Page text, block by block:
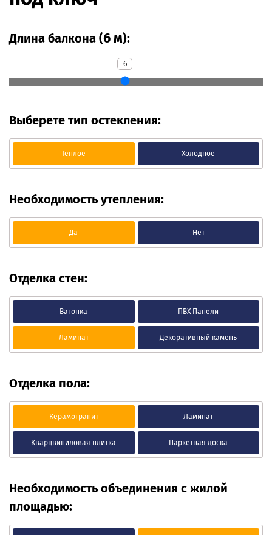
Длина балкона (6 м):
6
Выберете тип остекления:
Теплое Холодное
Необходимость утепления:
Да Нет
Отделка стен:
Вагонка ПВХ Панели
Ламинат Декоративный камень
Отделка пола:
Керамогранит Ламинат
Кварцвиниловая плитка Паркетная доска
Необходимость объединения с жилой
площадью: